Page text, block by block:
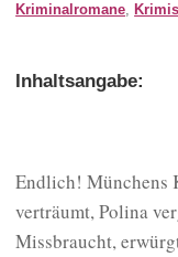
Kriminalromane,
Inhaltsangabe:
Endlich! Münchens
verträumt, Polina
Missbraucht,